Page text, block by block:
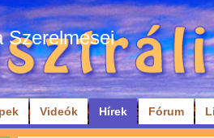
Szerelmesei
Videók Hírek Fórum